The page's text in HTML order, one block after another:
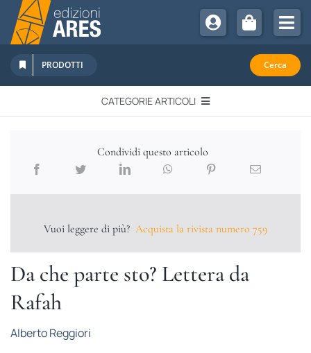
Salta
contenuto
Chi Siamo
Sostienici
Abbonamenti
Newsletter
Libri Ares
PRODOTTI Cerca
CATEGORIE ARTICOLI
QUADERNI MONOGRAFICI
RECENSIONI
Condividi questo articolo
Vuoi leggere di più? Acquista la rivista numero 759
Da che parte sto? Lettera da
Rafah
Alberto Reggiori